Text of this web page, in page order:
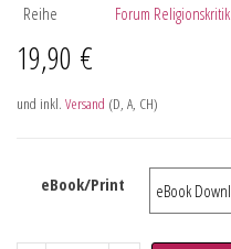
Reihe
Forum Religionskritik
19,90 €
und inkl. Versand (D, A, CH)
eBook/Print